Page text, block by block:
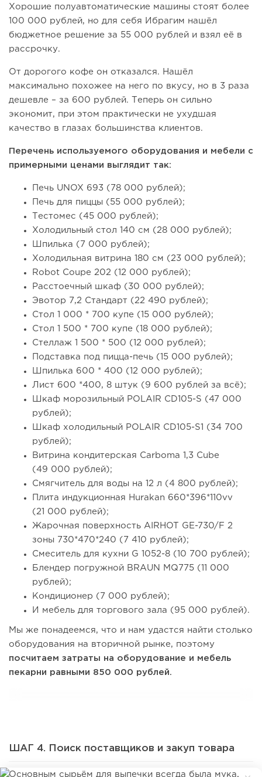
Хорошие полуавтоматические машины стоят более
100 000 рублей, но для себя Ибрагим нашёл
бюджетное решение за 55 000 рублей и взял её в
рассрочку.
От дорогого кофе он отказался. Нашёл
максимально похожее на него по вкусу, но в 3 раза
дешевле – за 600 рублей. Теперь он сильно
экономит, при этом практически не ухудшая
качество в глазах большинства клиентов.
Перечень используемого оборудования и мебели с
примерными ценами выглядит так:
Печь UNOX 693 (78 000 рублей);
Печь для пиццы (55 000 рублей);
Тестомес (45 000 рублей);
Холодильный стол 140 см (28 000 рублей);
Шпилька (7 000 рублей);
Холодильная витрина 180 см (23 000 рублей);
Robot Coupe 202 (12 000 рублей);
Расстоечный шкаф (30 000 рублей);
Эвотор 7,2 Стандарт (22 490 рублей);
Стол 1 000 * 700 купе (15 000 рублей);
Стол 1 500 * 700 купе (18 000 рублей);
Стеллаж 1 500 * 500 (12 000 рублей);
Подставка под пицца-печь (15 000 рублей);
Шпилька 600 * 400 (12 000 рублей);
Лист 600 *400, 8 штук (9 600 рублей за всё);
Шкаф морозильный POLAIR CD105-S (47 000
рублей);
Шкаф холодильный POLAIR CD105-S1 (34 700
рублей);
Витрина кондитерская Carboma 1,3 Cube
(49 000 рублей);
Смягчитель для воды на 12 л (4 800 рублей);
Плита индукционная Hurakan 660*396*110vv
(21 000 рублей);
Жарочная поверхность AIRHOT GE-730/F 2
зоны 730*470*240 (7 410 рублей);
Смеситель для кухни G 1052-8 (10 700 рублей);
Блендер погружной BRAUN MQ775 (11 000
рублей);
Кондиционер (7 000 рублей);
И мебель для торгового зала (95 000 рублей).
Мы же понадеемся, что и нам удастся найти столько
оборудования на вторичной рынке, поэтому
посчитаем затраты на оборудование и мебель
пекарни равными 850 000 рублей.
ШАГ 4. Поиск поставщиков и закуп товара
Основным сырьём для выпечки всегда была мука.